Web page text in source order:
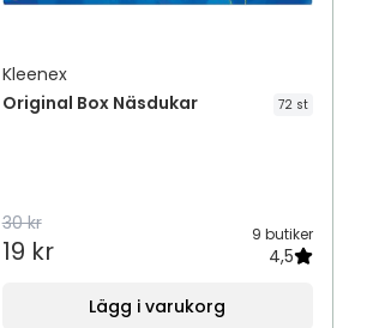
Kleenex
Original Box Näsdukar
72 st
30 kr
19 kr
9 butiker
4,5
Lägg i varukorg